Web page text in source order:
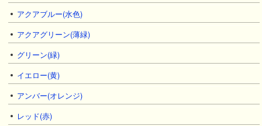
アクアブルー(水色)
アクアグリーン(薄緑)
グリーン(緑)
イエロー(黄)
アンバー(オレンジ)
レッド(赤)